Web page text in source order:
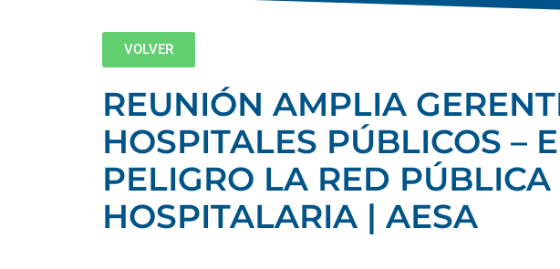
VOLVER
REUNIÓN AMPLIA
HOSPITALES PÚBLICOS –
PELIGRO LA RED PÚBLICA
HOSPITALARIA | AESA